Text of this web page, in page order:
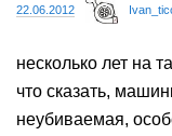
22.06.2012
несколько лет на
что сказать,
неубиваемая,